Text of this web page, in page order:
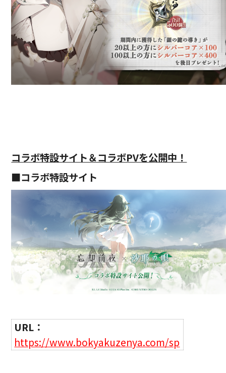
コラボ特設サイト＆コラボPVを公開中！
■コラボ特設サイト
URL：
https://www.bokyakuzenya.com/sp